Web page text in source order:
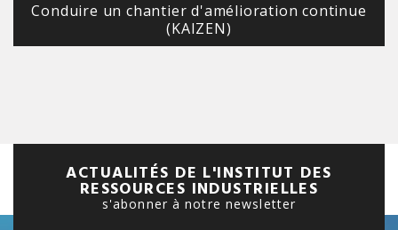
Conduire un chantier d'amélioration continue
(KAIZEN)
ACTUALITÉS DE L'INSTITUT DES
RESSOURCES INDUSTRIELLES
s'abonner à notre newsletter